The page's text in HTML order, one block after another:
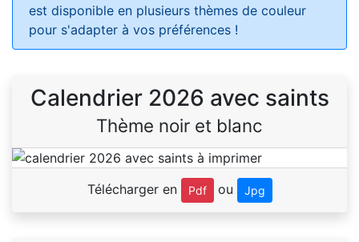
est disponible en plusieurs thèmes de couleur
pour s'adapter à vos préférences !
Calendrier 2026 avec saints
Thème noir et blanc
Télécharger en Pdf ou Jpg